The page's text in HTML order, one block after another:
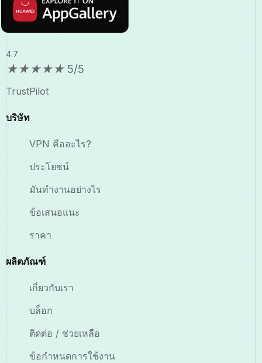
4.7
★★★★★ 5/5
TrustPilot
บริษัท
VPN คืออะไร?
ประโยชน์
มันทำงานอย่างไร
ข้อเสนอแนะ
ราคา
ผลิตภัณฑ์
เกี่ยวกับเรา
บล็อก
ติดต่อ / ช่วยเหลือ
ข้อกำหนดการใช้งาน